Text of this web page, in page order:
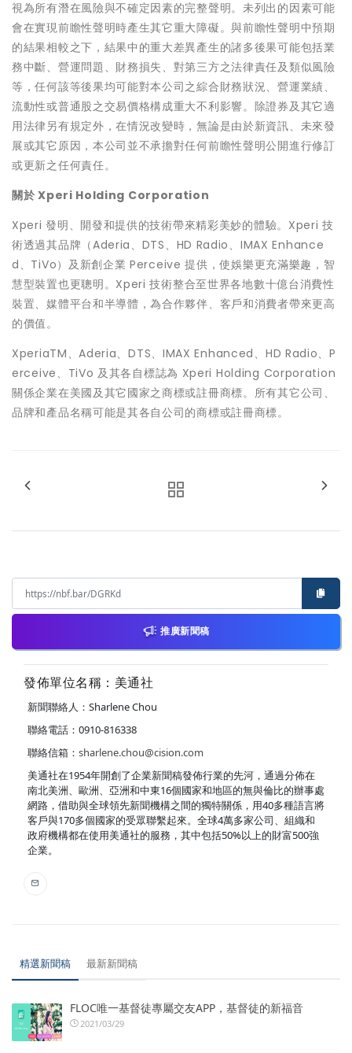
視為所有潛在風險與不確定因素的完整聲明。未列出的因素可能
會在實現前瞻性聲明時產生其它重大障礙。與前瞻性聲明中預期
的結果相較之下，結果中的重大差異產生的諸多後果可能包括業
務中斷、營運問題、財務損失、對第三方之法律責任及類似風險
等，任何該等後果均可能對本公司之綜合財務狀況、營運業績、
流動性或普通股之交易價格構成重大不利影響。除證券及其它適
用法律另有規定外，在情況改變時，無論是由於新資訊、未來發
展或其它原因，本公司並不承擔對任何前瞻性聲明公開進行修訂
或更新之任何責任。
關於 Xperi Holding Corporation
Xperi 發明、開發和提供的技術帶來精彩美妙的體驗。Xperi 技
術透過其品牌（Aderia、DTS、HD Radio、IMAX Enhance
d、TiVo）及新創企業 Perceive 提供，使娛樂更充滿樂趣，智
慧型裝置也更聰明。Xperi 技術整合至世界各地數十億台消費性
裝置、媒體平台和半導體，為合作夥伴、客戶和消費者帶來更高
的價值。
XperiaTM、Aderia、DTS、IMAX Enhanced、HD Radio、P
erceive、TiVo 及其各自標誌為 Xperi Holding Corporation
關係企業在美國及其它國家之商標或註冊商標。所有其它公司、
品牌和產品名稱可能是其各自公司的商標或註冊商標。
推廣新聞稿
發佈單位名稱：美通社
新聞聯絡人：Sharlene Chou
聯絡電話：0910-816338
聯絡信箱： sharlene.chou@cision.com
美通社在1954年開創了企業新聞稿發佈行業的先河，通過分佈在
南北美洲、歐洲、亞洲和中東16個國家和地區的無與倫比的辦事處
網路，借助與全球領先新聞機構之間的獨特關係，用40多種語言將
客戶與170多個國家的受眾聯繫起來。全球4萬多家公司、組織和
政府機構都在使用美通社的服務，其中包括50%以上的財富500強
企業。
精選新聞稿 最新新聞稿
FLOC唯一基督徒專屬交友APP，基督徒的新福音
2021/03/29